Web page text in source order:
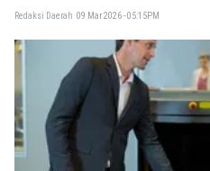
Redaksi Daerah 09 Mar 2026 - 05:15PM